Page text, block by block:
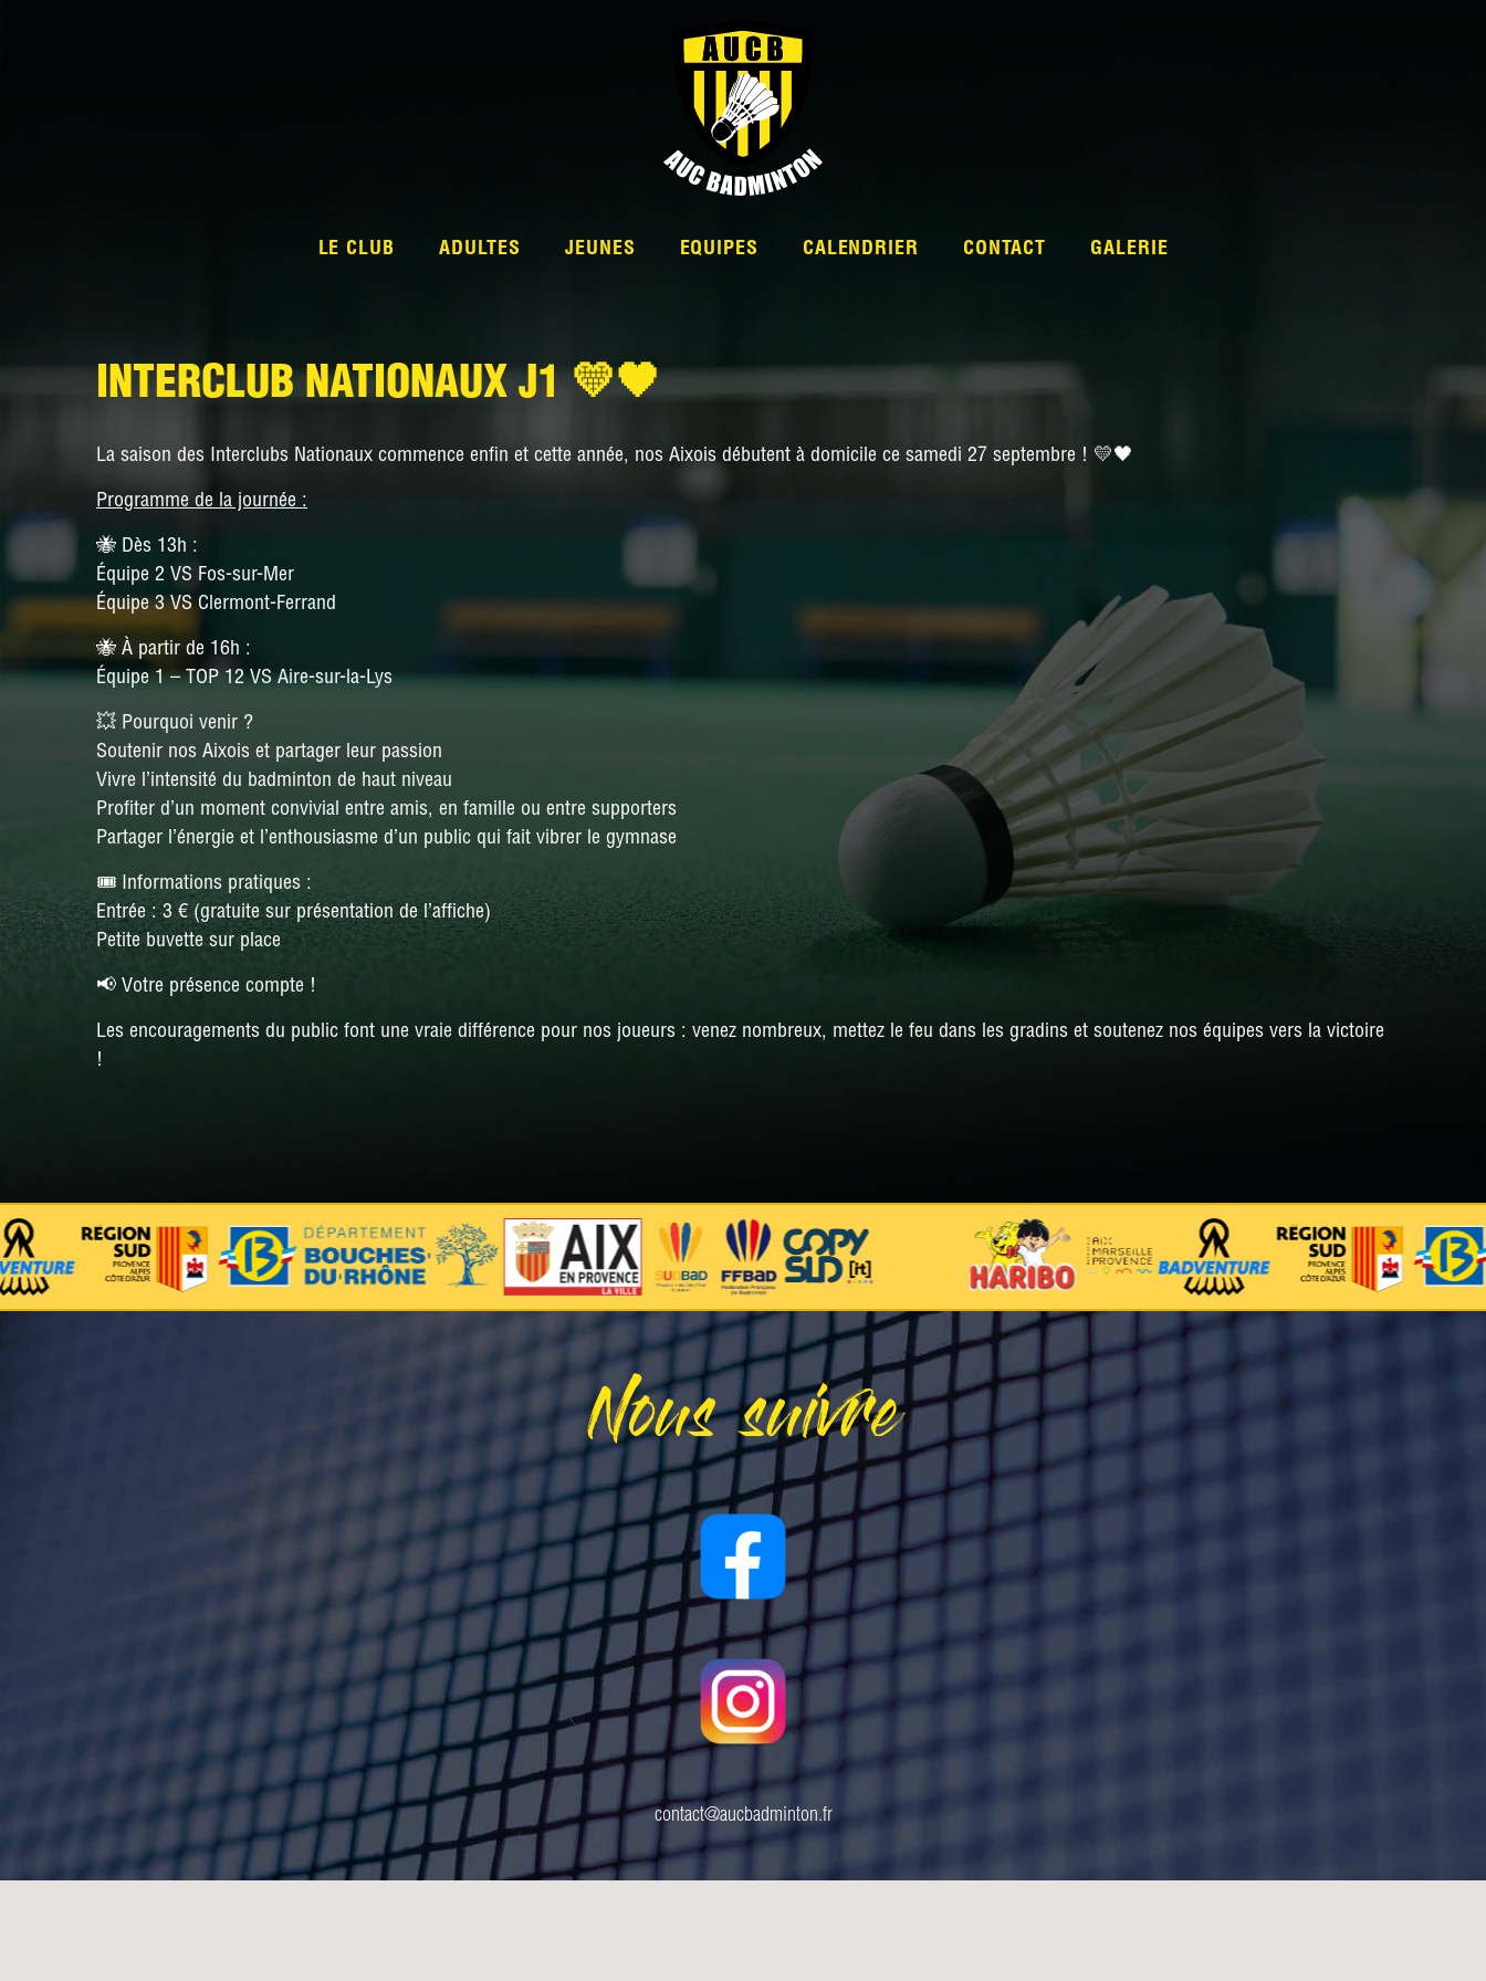
LE CLUB ADULTES JEUNES EQUIPES
DÉPARTEMENTALE 5
DÉPARTEMENTALE 6
CALENDRIER CONTACT GALERIE
INTERCLUB NATIONAUX J1 💛🖤
La saison des Interclubs Nationaux commence enfin et cette année, nos Aixois débutent à domicile ce samedi 27 septembre ! 💛🖤
Programme de la journée :
🐝 Dès 13h :
Équipe 2 VS Fos-sur-Mer
Équipe 3 VS Clermont-Ferrand
🐝 À partir de 16h :
Équipe 1 – TOP 12 VS Aire-sur-la-Lys
💥 Pourquoi venir ?
Soutenir nos Aixois et partager leur passion
Vivre l’intensité du badminton de haut niveau
Profiter d’un moment convivial entre amis, en famille ou entre supporters
Partager l’énergie et l’enthousiasme d’un public qui fait vibrer le gymnase
🎟️ Informations pratiques :
Entrée : 3 € (gratuite sur présentation de l’affiche)
Petite buvette sur place
📢 Votre présence compte !
Les encouragements du public font une vraie différence pour nos joueurs : venez nombreux, mettez le feu dans les gradins et soutenez nos équipes vers la victoire
!
Nous suivre
contact@aucbadminton.fr